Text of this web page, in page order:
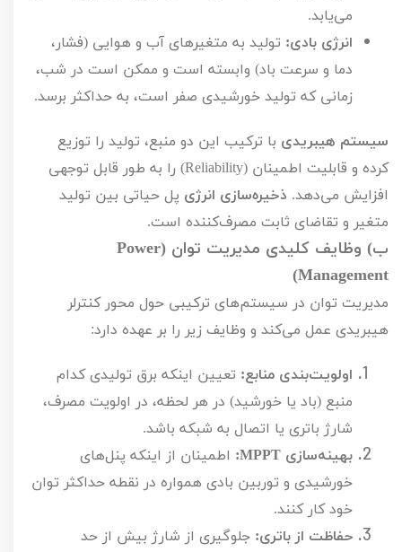
می‌یابد.
انرژی بادی: تولید به متغیرهای آب و هوایی (فشار،
دما و سرعت باد) وابسته است و ممکن است در شب،
زمانی که تولید خورشیدی صفر است، به حداکثر برسد.
سیستم هیبریدی با ترکیب این دو منبع، تولید را توزیع
کرده و قابلیت اطمینان (Reliability) را به طور قابل توجهی
افزایش می‌دهد. ذخیره‌سازی انرژی پل حیاتی بین تولید
متغیر و تقاضای ثابت مصرف‌کننده است.
ب) وظایف کلیدی مدیریت توان (Power
Management
)
مدیریت توان در سیستم‌های ترکیبی حول محور کنترلر
هیبریدی عمل می‌کند و وظایف زیر را بر عهده دارد:
اولویت‌بندی منابع: تعیین اینکه برق تولیدی کدام
منبع (باد یا خورشید) در هر لحظه، در اولویت مصرف،
شارژ باتری یا اتصال به شبکه باشد.
بهینه‌سازی MPPT
: اطمینان از اینکه پنل‌های
خورشیدی و توربین بادی همواره در نقطه حداکثر توان
خود کار کنند.
حفاظت از باتری: جلوگیری از شارژ بیش از حد